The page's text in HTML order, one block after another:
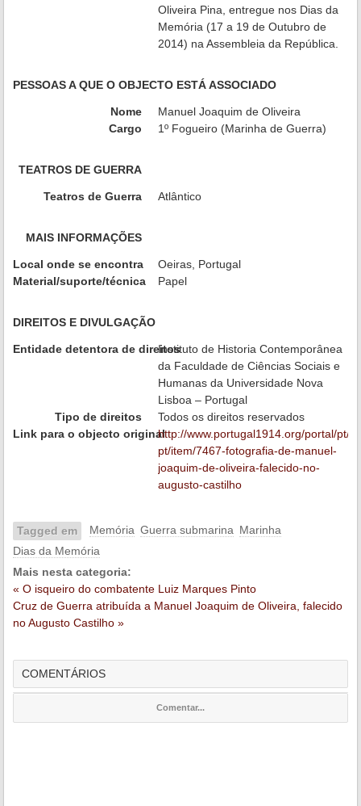
Oliveira Pina, entregue nos Dias da
Memória (17 a 19 de Outubro de
2014) na Assembleia da República.
PESSOAS A QUE O OBJECTO ESTÁ ASSOCIADO
Nome
Manuel Joaquim de Oliveira
Cargo
1º Fogueiro (Marinha de Guerra)
TEATROS DE GUERRA
Teatros de Guerra Atlântico
MAIS INFORMAÇÕES
Local onde se encontra
Oeiras, Portugal
Material/suporte/técnica
Papel
DIREITOS E DIVULGAÇÃO
Entidade detentora de direitosInstituto de Historia Contemporânea
da Faculdade de Ciências Sociais e
Humanas da Universidade Nova
Lisboa – Portugal
Tipo de direitos
Todos os direitos reservados
Link para o objecto originalhttp://www.portugal1914.org/portal/pt/
pt/item/7467-fotografia-de-manuel-
joaquim-de-oliveira-falecido-no-
augusto-castilho
Tagged em Memória Guerra submarina Marinha
Dias da Memória
Mais nesta categoria:
« O isqueiro do combatente Luiz Marques Pinto
Cruz de Guerra atribuída a Manuel Joaquim de Oliveira, falecido
no Augusto Castilho »
COMENTÁRIOS
Comentar...